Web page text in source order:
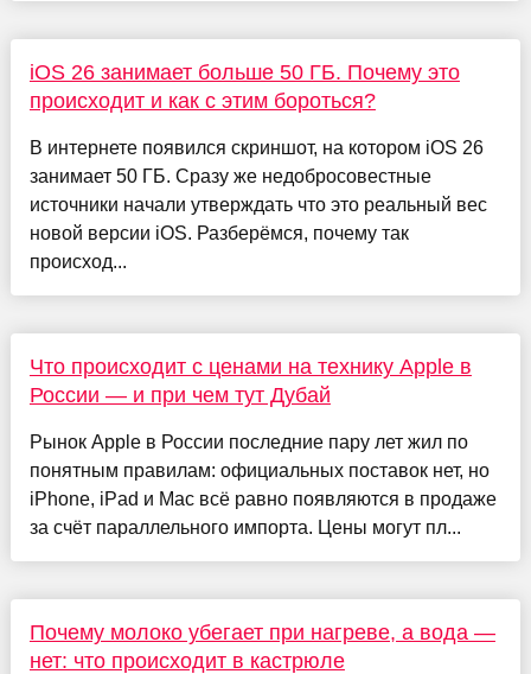
iOS 26 занимает больше 50 ГБ. Почему это
происходит и как с этим бороться?
В интернете появился скриншот, на котором iOS 26
занимает 50 ГБ. Сразу же недобросовестные
источники начали утверждать что это реальный вес
новой версии iOS. Разберёмся, почему так
происход...
Что происходит с ценами на технику Apple в
России — и при чем тут Дубай
Рынок Apple в России последние пару лет жил по
понятным правилам: официальных поставок нет, но
iPhone, iPad и Mac всё равно появляются в продаже
за счёт параллельного импорта. Цены могут пл...
Почему молоко убегает при нагреве, а вода —
нет: что происходит в кастрюле